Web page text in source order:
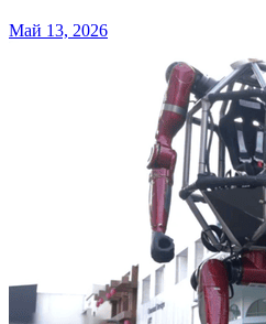
Май 13, 2026